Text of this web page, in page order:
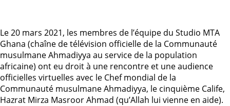
Le 20 mars 2021, les membres de l’équipe du Studio MTA
Ghana (chaîne de télévision officielle de la Communauté
musulmane Ahmadiyya au service de la population
africaine) ont eu droit à une rencontre et une audience
officielles virtuelles avec le Chef mondial de la
Communauté musulmane Ahmadiyya, le cinquième Calife,
Hazrat Mirza Masroor Ahmad (qu’Allah lui vienne en aide).